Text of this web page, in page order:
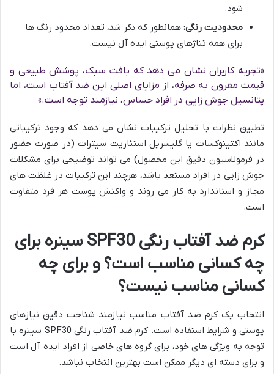
شود.
محدودیت رنگی: همانطور که ذکر شد، تعداد محدود رنگ ها
برای همه تناژهای پوستی ایده آل نیست.
«تجربه کاربران نشان می دهد که بافت سبک، پوشش طبیعی و
قیمت مقرون به صرفه، از مزایای اصلی این ضد آفتاب است، اما
پتانسیل جوش زایی در افراد حساس، نیازمند توجه است.»
تطبیق نظرات با تحلیل ترکیبات نشان می دهد که وجود ترکیباتی
مانند اکتینوکسات یا گلیسریل استئاریت سیترات (در صورت حضور
در فرمولاسیون دقیق این محصول) می تواند توضیحی برای مشکلات
جوش زایی در افراد مستعد باشد، هرچند این ترکیبات در غلظت های
مجاز و استاندارد به کار می روند و واکنش پوست هر فرد متفاوت
است.
کرم ضد آفتاب رنگی SPF30 سینره برای
چه کسانی مناسب است؟ و برای چه
کسانی مناسب نیست؟
انتخاب یک کرم ضد آفتاب مناسب نیازمند شناخت دقیق نیازهای
پوستی و شرایط استفاده است. کرم ضد آفتاب رنگی SPF30 سینره با
توجه به ویژگی های خود، برای گروه های خاصی از افراد ایده آل است
و برای دسته ای دیگر ممکن است بهترین انتخاب نباشد.